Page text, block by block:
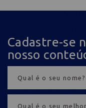
Cadastre-se
nosso